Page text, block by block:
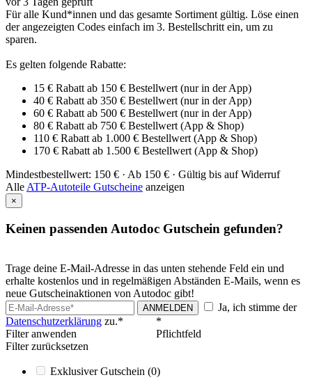
Für alle Kund*innen und das gesamte Sortiment gültig. Löse einen
der angezeigten Codes einfach im 3. Bestellschritt ein, um zu
sparen.
Es gelten folgende Rabatte:
15 € Rabatt ab 150 € Bestellwert (nur in der App)
40 € Rabatt ab 350 € Bestellwert (nur in der App)
60 € Rabatt ab 500 € Bestellwert (nur in der App)
80 € Rabatt ab 750 € Bestellwert (App & Shop)
110 € Rabatt ab 1.000 € Bestellwert (App & Shop)
170 € Rabatt ab 1.500 € Bestellwert (App & Shop)
Mindestbestellwert: 150 € · Ab 150 € · Gültig bis auf Widerruf
Alle ATP-Autoteile Gutscheine anzeigen
×
Keinen passenden Autodoc Gutschein gefunden?
Trage deine E-Mail-Adresse in das unten stehende Feld ein und
erhalte kostenlos und in regelmäßigen Abständen E-Mails, wenn es
neue Gutscheinaktionen von Autodoc gibt!
ANMELDEN
Ja, ich stimme der
Datenschutzerklärung zu.*
*
Pflichtfeld
Filter anwenden
Filter zurücksetzen
Exklusiver Gutschein (0)